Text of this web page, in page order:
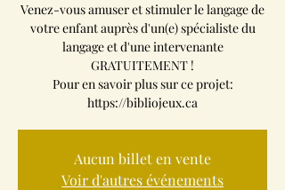
Venez-vous amuser et stimuler le langage de
votre enfant auprès d'un(e) spécialiste du
langage et d'une intervenante
GRATUITEMENT !
Pour en savoir plus sur ce projet:
https://bibliojeux.ca
Aucun billet en vente
Voir d'autres événements